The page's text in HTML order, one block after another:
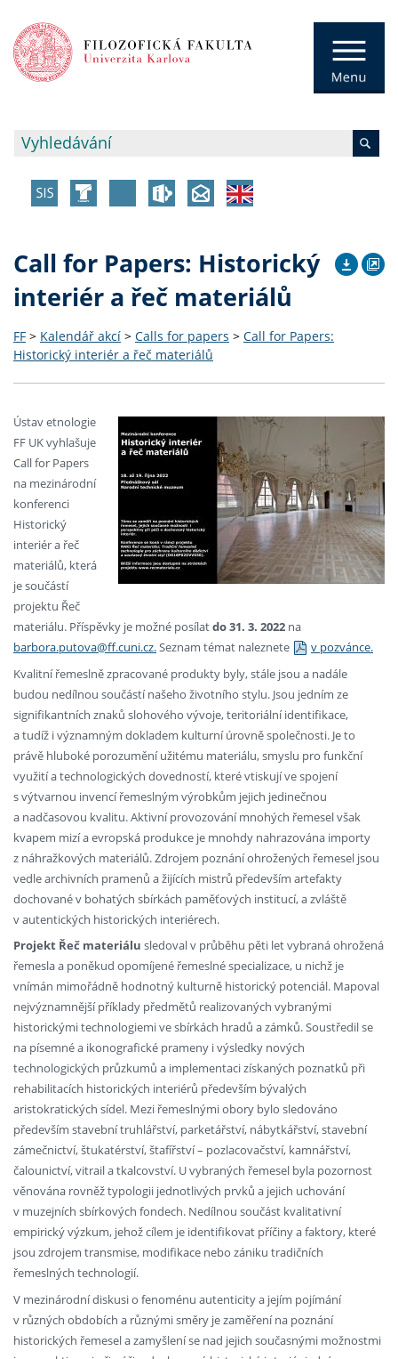
Call for Papers: Historický
interiér a řeč materiálů
FF > Kalendář akcí > Calls for papers > Call for Papers:
Historický interiér a řeč materiálů
Ústav etnologie
FF UK vyhlašuje
Call for Papers
na mezinárodní
konferenci
Historický
interiér a řeč
materiálů, která
je součástí
projektu Řeč
materiálu. Příspěvky je možné posílatdo 31. 3. 2022 na
barbora.putova@ff.cuni.cz.Seznam témat naleznete
v pozvánce.
Kvalitní řemeslně zpracované produkty byly, stále jsou a nadále
budou nedílnou součástí našeho životního stylu. Jsou jedním ze
signifikantních znaků slohového vývoje, teritoriální identifikace,
a tudíž i významným dokladem kulturní úrovně společnosti. Je to
právě hluboké porozumění užitému materiálu, smyslu pro funkční
využití a technologických dovedností, které vtiskují ve spojení
s výtvarnou invencí řemeslným výrobkům jejich jedinečnou
a nadčasovou kvalitu. Aktivní provozování mnohých řemesel však
kvapem mizí a evropská produkce je mnohdy nahrazována importy
z náhražkových materiálů. Zdrojem poznání ohrožených řemesel jsou
vedle archivních pramenů a žijících mistrů především artefakty
dochované v bohatých sbírkách paměťových institucí, a zvláště
v autentických historických interiérech.
Projekt Řeč materiálu sledoval v průběhu pěti let vybraná ohrožená
řemesla a poněkud opomíjené řemeslné specializace, u nichž je
vnímán mimořádně hodnotný kulturně historický potenciál. Mapoval
nejvýznamnější příklady předmětů realizovaných vybranými
historickými technologiemi ve sbírkách hradů a zámků. Soustředil se
na písemné a ikonografické prameny i výsledky nových
technologických průzkumů a implementaci získaných poznatků při
rehabilitacích historických interiérů především bývalých
aristokratických sídel. Mezi řemeslnými obory bylo sledováno
především stavební truhlářství, parketářství, nábytkářství, stavební
zámečnictví, štukatérství, štafířství – pozlacovačství, kamnářství,
čalounictví, vitrail a tkalcovství. U vybraných řemesel byla pozornost
věnována rovněž typologii jednotlivých prvků a jejich uchování
v muzejních sbírkových fondech. Nedílnou součást kvalitativní
empirický výzkum, jehož cílem je identifikovat příčiny a faktory, které
jsou zdrojem transmise, modifikace nebo zániku tradičních
řemeslných technologií.
V mezinárodní diskusi o fenoménu autenticity a jejím pojímání
v různých obdobích a různými směry je zaměření na poznání
historických řemesel a zamyšlení se nad jejich současnými možnostmi